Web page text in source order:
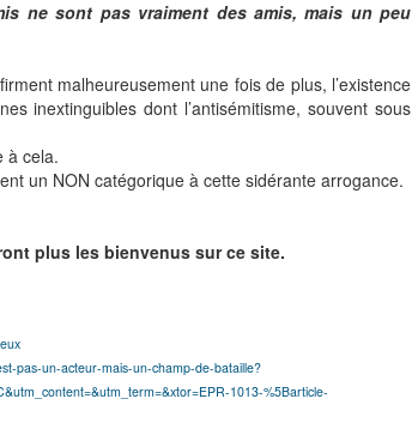
ne sont pas vraiment des amis, mais un peu
malheureusement une fois de plus, l’existence
inextinguibles dont l’antisémitisme, souvent sous
à cela.
un NON catégorique à cette sidérante arrogance.
plus les bienvenus sur ce site.
pas-un-acteur-mais-un-champ-de-bataille?
1013-%5Barticle-